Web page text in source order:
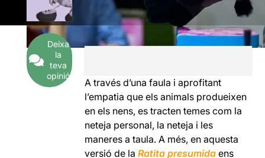
Deixa
la
teva
opinió
A través d’una faula i aprofitant
l’empatia que els animals produeixen
en els nens, es tracten temes com la
neteja personal, la neteja i les
maneres a taula. A més, en aquesta
versió de laRatita presumida ens